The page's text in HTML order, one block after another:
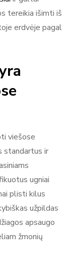
tereikia išimti iš
erdvėje pagal
viešose
standartus ir
ugniai
plisti kilus
užpildas
apsaugo
žmonių